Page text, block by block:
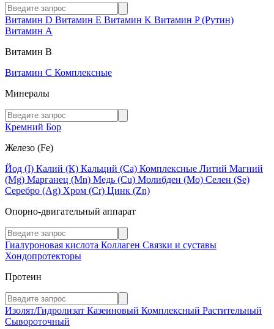
Витамин D Витамин E Витамин K Витамин P (Рутин)
Витамин А
Витамин В
Витамин C Комплексные
Минералы
Кремний Бор
Железо (Fe)
Йод (I) Калий (К) Кальций (Са) Комплексные Литий Магний
(Mg) Марганец (Mn) Медь (Сu) Молибден (Мо) Селен (Se)
Серебро (Ag) Хром (Cr) Цинк (Zn)
Опорно-двигательный аппарат
Гиалуроновая кислота Коллаген Связки и суставы
Хондопротекторы
Протеин
Изолят/Гидролизат Казеиновый Комплексный Растительный
Сывороточный